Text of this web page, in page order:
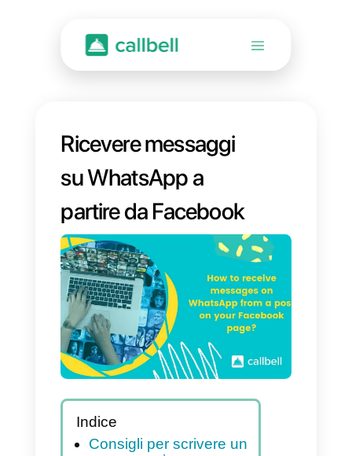
Ricevere messaggi
su WhatsApp a
partire da Facebook